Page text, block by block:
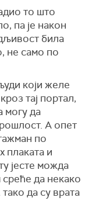
то што
па је након
била
не само по
који желе
тај портал,
могу да
А опет
по
плаката и
јесте можда
да некако
да су врата